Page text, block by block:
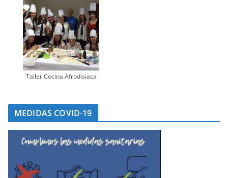
Taller Cocina Afrodisiaca
MEDIDAS COVID-19